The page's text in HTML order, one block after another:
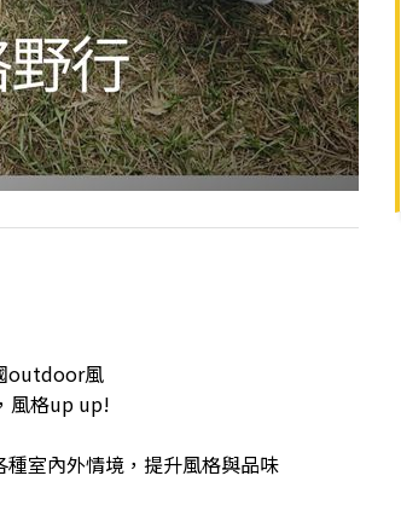
outdoor風
風格up up!
室內外情境，提升風格與品味